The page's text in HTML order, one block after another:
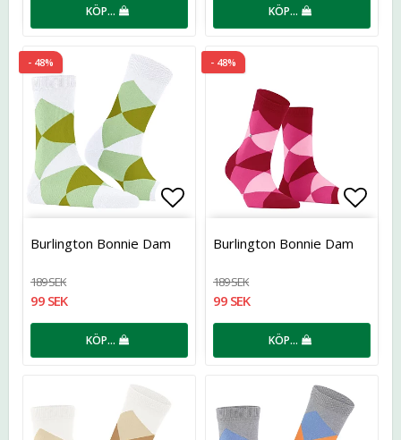
KÖP… KÖP…
- 48%
Lägg till i favoritlistan
Burlington Bonnie Dam
189 SEK
99 SEK
KÖP…
- 48%
Burlington Bonnie Dam
189 SEK
99 SEK
KÖP…